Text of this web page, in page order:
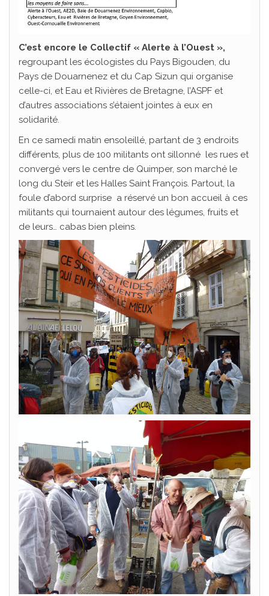
C’est encore le Collectif « Alerte à l’Ouest »,
regroupant les écologistes du Pays Bigouden, du
Pays de Douarnenez et du Cap Sizun qui organise
celle-ci, et Eau et Rivières de Bretagne, l’ASPF et
d’autres associations s’étaient jointes à eux en
solidarité.
En ce samedi matin ensoleillé, partant de 3 endroits
différents, plus de 100 militants ont sillonné les rues et
convergé vers le centre de Quimper, son marché le
long du Steir et les Halles Saint François. Partout, la
foule d’abord surprise a réservé un bon accueil à ces
militants qui tournaient autour des légumes, fruits et
de leurs… cabas bien pleins.